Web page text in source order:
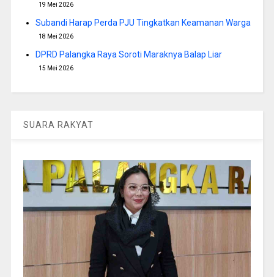
19 Mei 2026
Subandi Harap Perda PJU Tingkatkan Keamanan Warga
18 Mei 2026
DPRD Palangka Raya Soroti Maraknya Balap Liar
15 Mei 2026
SUARA RAKYAT